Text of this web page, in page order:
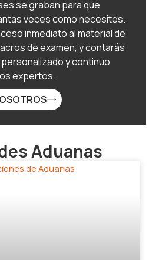
se graban para que
veces como necesites.
inmediato al material de
de examen, y contarás
y continuo
expertos.
Aduanas